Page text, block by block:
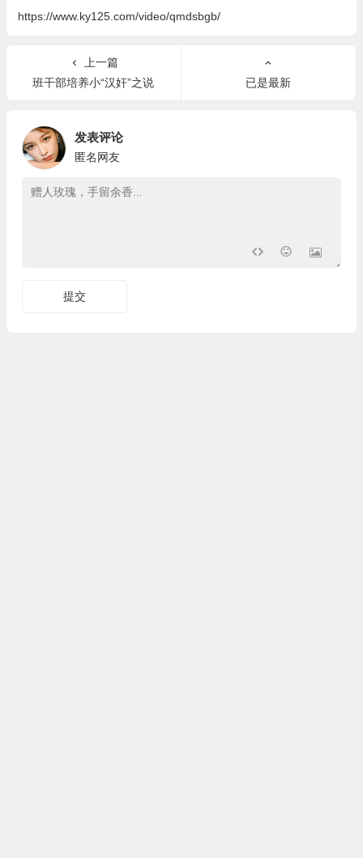
https://www.ky125.com/video/qmdsbgb/
上一篇
班干部培养小“汉奸”之说
已是最新
发表评论
匿名网友
提交